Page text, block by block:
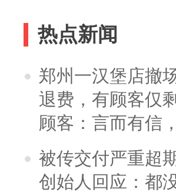
热点新闻
郑州一汉堡店撤
退费，有顾客仅
顾客：言而有信
被传交付严重超
创始人回应：都